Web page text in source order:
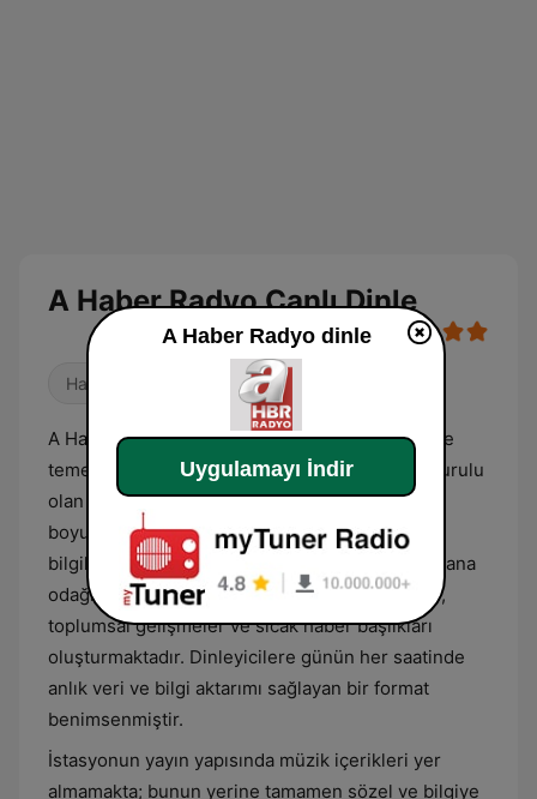
A Haber Radyo Canlı Dinle
Haberler
A Haber Radyo, Türkiye merkezli yayın yapan ve
temel içeriği haber ile güncel olaylar üzerine kurulu
olan bir radyo istasyonudur. Yayın akışı, gün
boyunca devam eden haber bültenleri ve
bilgilendirme kuşaklarından oluşur. İstasyonun ana
odağını ulusal ve uluslararası siyaset, ekonomi,
toplumsal gelişmeler ve sıcak haber başlıkları
oluşturmaktadır. Dinleyicilere günün her saatinde
anlık veri ve bilgi aktarımı sağlayan bir format
benimsenmiştir.
İstasyonun yayın yapısında müzik içerikleri yer
almamakta; bunun yerine tamamen sözel ve bilgiye
A Haber Radyo dinle
Uygulamayı İndir